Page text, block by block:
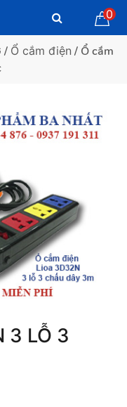
0
/ Ổ cắm điện / Ổ cắm
3 LỖ 3